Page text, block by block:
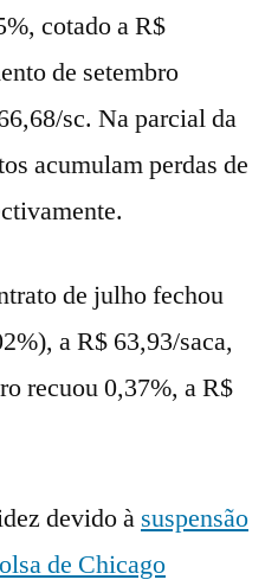
cotado a R$
de setembro
sc. Na parcial da
acumulam perdas de
de julho fechou
a R$ 63,93/saca,
recuou 0,37%, a R$
devido à suspensão
de Chicago